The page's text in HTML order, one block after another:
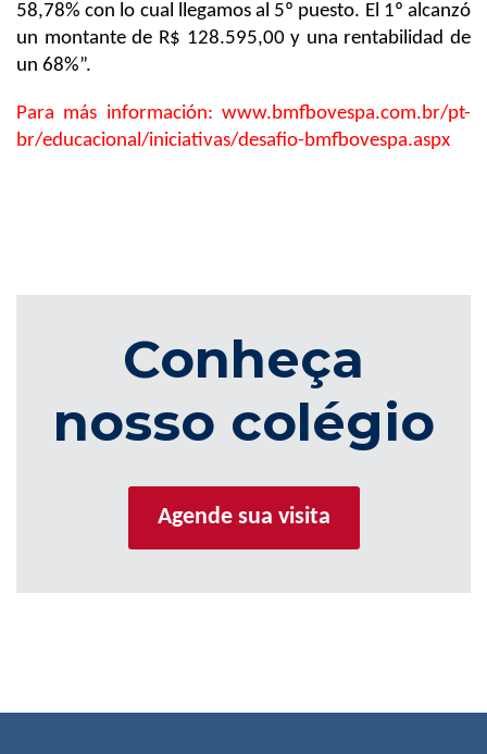
58,78% con lo cual llegamos al 5º puesto. El 1º alcanzó
un montante de R$ 128.595,00 y una rentabilidad de
un 68%”.
Para más información: www.bmfbovespa.com.br/pt-
br/educacional/iniciativas/desafio-bmfbovespa.aspx
Conheça
nosso colégio
Agende sua visita